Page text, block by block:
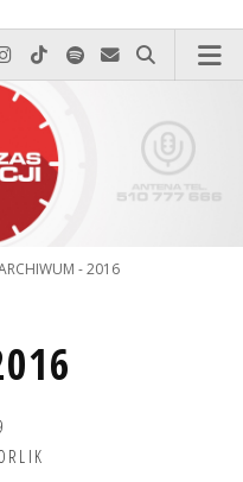
do nas zadzwoń
nas na Facebook-u
nas na X
Odwiedź nas na Instagram-ie
Odwiedź nas na TikTok-u
Szukaj nas na Spotify
Wyślij do nas
Szukaj
- 2016